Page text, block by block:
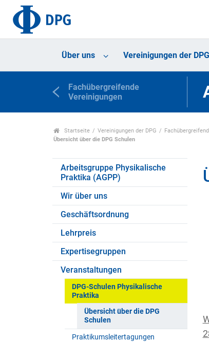
Über uns Vereinigungen der DPG
Fachübergreifende
Vereinigungen
Startseite Vereinigungen der DPG
Übersicht über die DPG Schulen
Arbeitsgruppe Physikalische
Praktika (AGPP)
Wir über uns
Geschäftsordnung
Lehrpreis
Expertisegruppen
Veranstaltungen
DPG-Schulen Physikalische
Praktika
Übersicht über die DPG
Schulen
Praktikumsleitertagungen